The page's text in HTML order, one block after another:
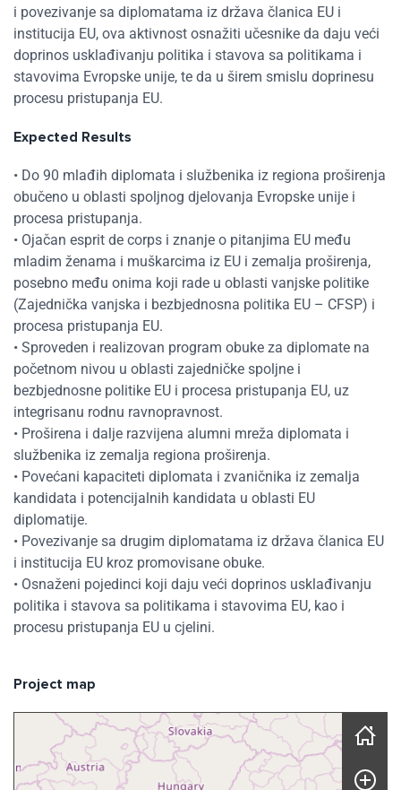
i povezivanje sa diplomatama iz država članica EU i
institucija EU, ova aktivnost osnažiti učesnike da daju veći
doprinos usklađivanju politika i stavova sa politikama i
stavovima Evropske unije, te da u širem smislu doprinesu
procesu pristupanja EU.
Expected Results
• Do 90 mlađih diplomata i službenika iz regiona proširenja
obučeno u oblasti spoljnog djelovanja Evropske unije i
procesa pristupanja.
• Ojačan esprit de corps i znanje o pitanjima EU među
mladim ženama i muškarcima iz EU i zemalja proširenja,
posebno među onima koji rade u oblasti vanjske politike
(Zajednička vanjska i bezbjednosna politika EU – CFSP) i
procesa pristupanja EU.
• Sproveden i realizovan program obuke za diplomate na
početnom nivou u oblasti zajedničke spoljne i
bezbjednosne politike EU i procesa pristupanja EU, uz
integrisanu rodnu ravnopravnost.
• Proširena i dalje razvijena alumni mreža diplomata i
službenika iz zemalja regiona proširenja.
• Povećani kapaciteti diplomata i zvaničnika iz zemalja
kandidata i potencijalnih kandidata u oblasti EU
diplomatije.
• Povezivanje sa drugim diplomatama iz država članica EU
i institucija EU kroz promovisane obuke.
• Osnaženi pojedinci koji daju veći doprinos usklađivanju
politika i stavova sa politikama i stavovima EU, kao i
procesu pristupanja EU u cjelini.
Project map
Skip map